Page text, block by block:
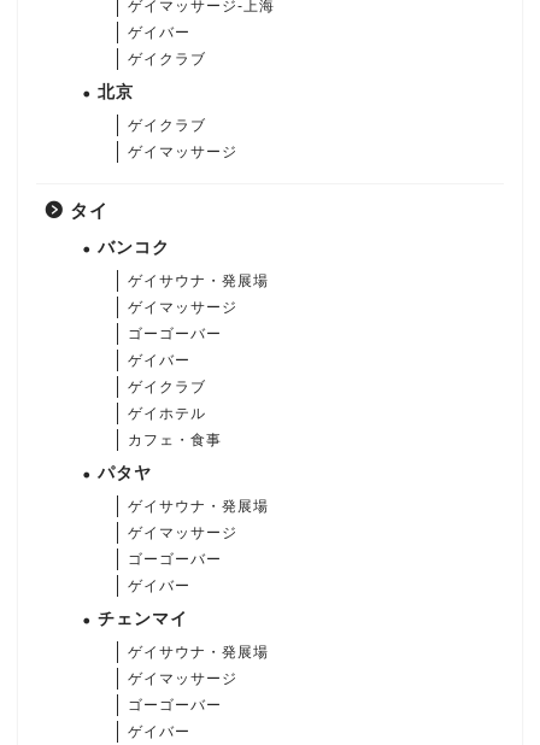
ゲイマッサージ-上海
ゲイバー
ゲイクラブ
北京
ゲイクラブ
ゲイマッサージ
タイ
バンコク
ゲイサウナ・発展場
ゲイマッサージ
ゴーゴーバー
ゲイバー
ゲイクラブ
ゲイホテル
カフェ・食事
パタヤ
ゲイサウナ・発展場
ゲイマッサージ
ゴーゴーバー
ゲイバー
チェンマイ
ゲイサウナ・発展場
ゲイマッサージ
ゴーゴーバー
ゲイバー